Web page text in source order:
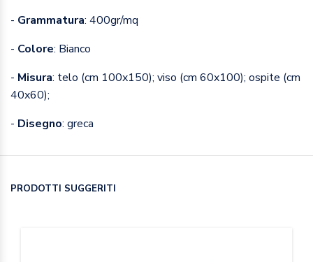
- Grammatura: 400gr/mq
- Colore: Bianco
- Misura: telo (cm 100x150); viso (cm 60x100); ospite (cm
40x60);
- Disegno: greca
PRODOTTI SUGGERITI